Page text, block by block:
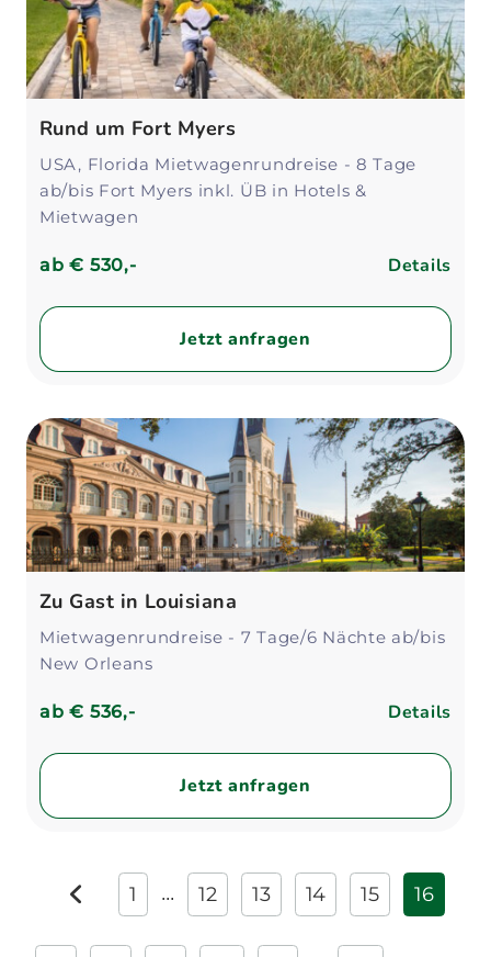
Rund um Fort Myers
USA, Florida Mietwagenrundreise - 8 Tage
ab/bis Fort Myers inkl. ÜB in Hotels &
Mietwagen
ab€ 530,- Details
Jetzt anfragen
Zu Gast in Louisiana
Mietwagenrundreise - 7 Tage/6 Nächte ab/bis
New Orleans
ab€ 536,- Details
Jetzt anfragen
zurück
1 ... 12 13 14 15 16